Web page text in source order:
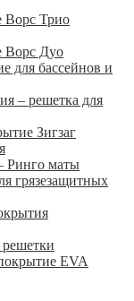
Ворс Трио
Ворс Дуо
для бассейнов и
– решетка для
Зигзаг
Ринго маты
грязезащитных
EVA